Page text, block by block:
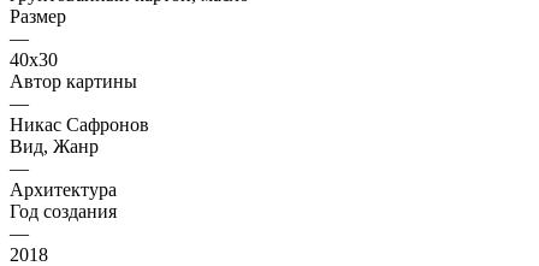
Размер
—
40х30
Автор картины
—
Никас Сафронов
Вид, Жанр
—
Архитектура
Год создания
—
2018